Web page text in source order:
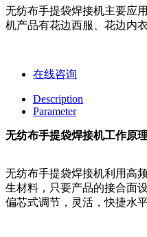
无纺布手提袋焊接机主要应
机产品有花边西服、花边内
在线咨询
Description
Parameter
无纺布手提袋焊接机工作原理
无纺布手提袋焊接机利用高
生材料，只要产品的接合面
偏芯式调节，灵活，快捷水平